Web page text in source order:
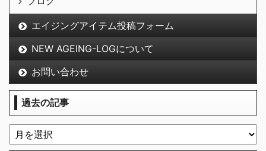
エイジングアイテム投稿フォーム
NEW AGEING-LOGについて
お問い合わせ
過去の記事